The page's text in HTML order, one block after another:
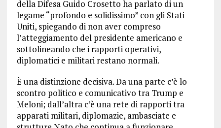
della Difesa Guido Crosetto ha parlato di un
legame “profondo e solidissimo” con gli Stati
Uniti, spiegando di non aver compreso
l’atteggiamento del presidente americano e
sottolineando che i rapporti operativi,
diplomatici e militari restano normali.
È una distinzione decisiva. Da una parte c’è lo
scontro politico e comunicativo tra Trump e
Meloni; dall’altra c’è una rete di rapporti tra
apparati militari, diplomazie, ambasciate e